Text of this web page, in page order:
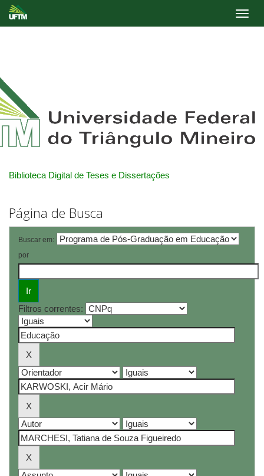
Biblioteca Digital de Teses e Dissertações
Página de Busca
Buscar em:
por
Filtros correntes: